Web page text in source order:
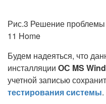
Рис.3 Решение
11 Home
Будем надеяться, что
инсталляции ОС MS
учетной записью
тестирования системы.